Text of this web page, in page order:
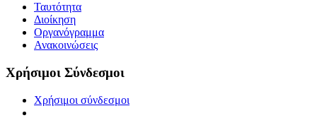
Ταυτότητα
Διοίκηση
Οργανόγραμμα
Ανακοινώσεις
Χρήσιμοι Σύνδεσμοι
Χρήσιμοι σύνδεσμοι